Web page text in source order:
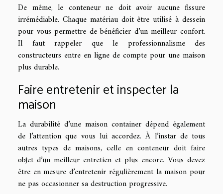
De même, le conteneur ne doit avoir aucune fissure
irrémédiable. Chaque matériau doit être utilisé à dessein
pour vous permettre de bénéficier d’un meilleur confort.
Il faut rappeler que le professionnalisme des
constructeurs entre en ligne de compte pour une maison
plus durable.
Faire entretenir et inspecter la
maison
La durabilité d’une maison container dépend également
de l’attention que vous lui accordez. À l’instar de tous
autres types de maisons, celle en conteneur doit faire
objet d’un meilleur entretien et plus encore. Vous devez
être en mesure d’entretenir régulièrement la maison pour
ne pas occasionner sa destruction progressive.